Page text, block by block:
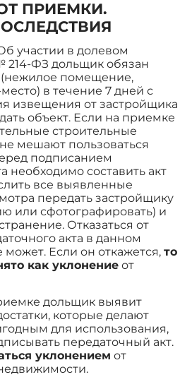
ПРИЕМКИ.
участии в долевом
214-ФЗ дольщик обязан
(нежилое помещение,
в течение 7 дней с
извещения от застройщика
объект. Если на приемке
строительные
мешают пользоваться
подписанием
необходимо составить акт
все выявленные
передать застройщику
или сфотографировать) и
Отказаться от
акта в данном
Если он откажется, то
как уклонение от
дольщик выявит
которые делают
для использования,
передаточный акт.
уклонением от